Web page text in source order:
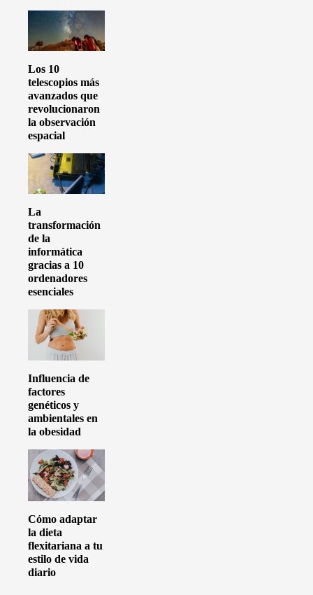
Los 10
telescopios más
avanzados que
revolucionaron
la observación
espacial
La
transformación
de la
informática
gracias a 10
ordenadores
esenciales
Influencia de
factores
genéticos y
ambientales en
la obesidad
Cómo adaptar
la dieta
flexitariana a tu
estilo de vida
diario